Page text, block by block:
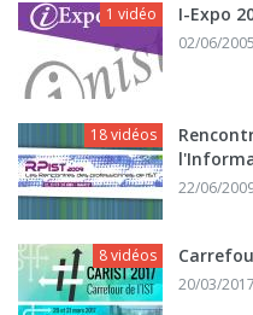
1 vidéo I-Expo
02/06/2005
18 vidéos
22/06/
8 vidéos
20/03/2017